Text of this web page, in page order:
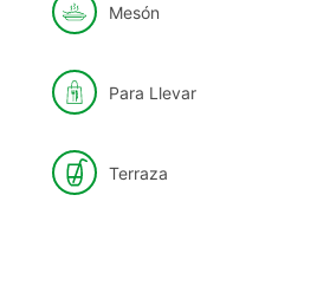
Mesón
Para Llevar
Terraza